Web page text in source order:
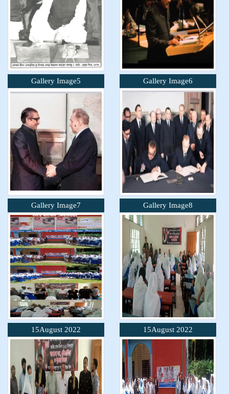
Gallery Image5 Gallery Image6
Gallery Image7 Gallery Image8
15August 2022 15August 2022